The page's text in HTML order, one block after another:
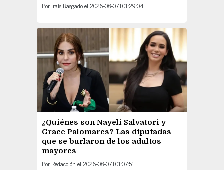
Por Irais Rasgadoel 2026-08-07T01:29:04
¿Quiénes son Nayeli Salvatori y
Grace Palomares? Las diputadas
que se burlaron de los adultos
mayores
Por Redacción el 2026-08-07T01:07:51